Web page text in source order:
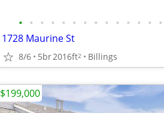
• • • • • • • • • • • • • •
1728 Maurine St
8/6 5br2016ft2 Billings
$199,000